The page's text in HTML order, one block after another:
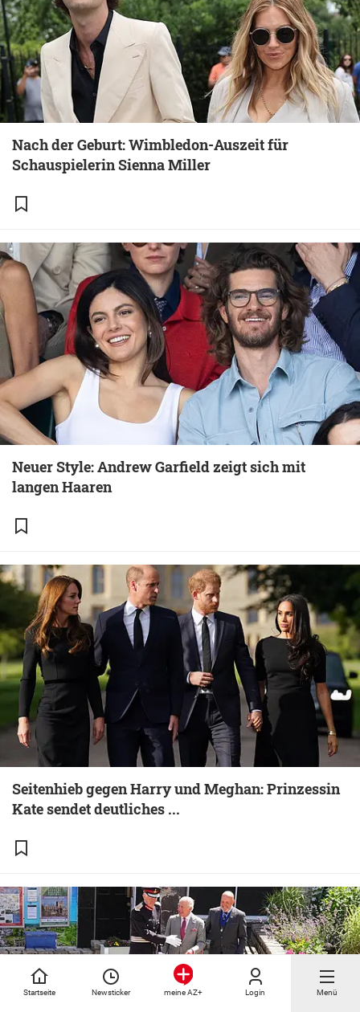
Startseite Newsticker meine AZ+ Login Menü
Nach der Geburt: Wimbledon-Auszeit für
Schauspielerin Sienna Miller
Neuer Style: Andrew Garfield zeigt sich mit
langen Haaren
Seitenhieb gegen Harry und Meghan: Prinzessin
Kate sendet deutliches ...